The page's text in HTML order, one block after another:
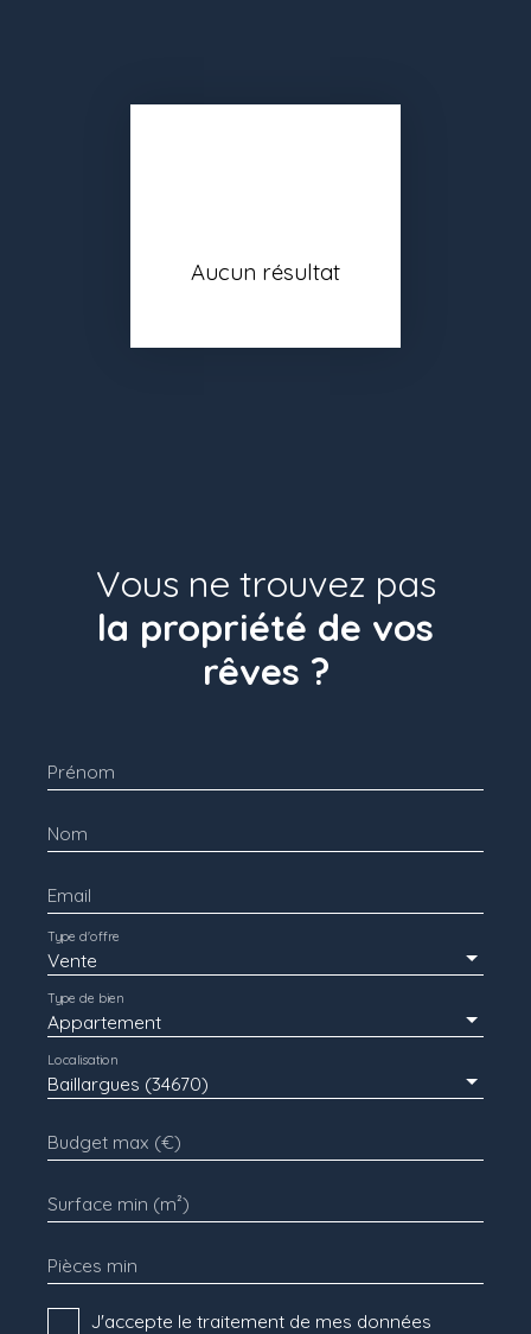
Aucun résultat
Vous ne trouvez pas
la propriété de vos
rêves ?
Prénom
Nom
Email
Vente
Type d'offre
Appartement
Type de bien
Baillargues (34670)
Localisation
Budget max (€)
Surface min (m²)
Pièces min
J'accepte le traitement de mes données